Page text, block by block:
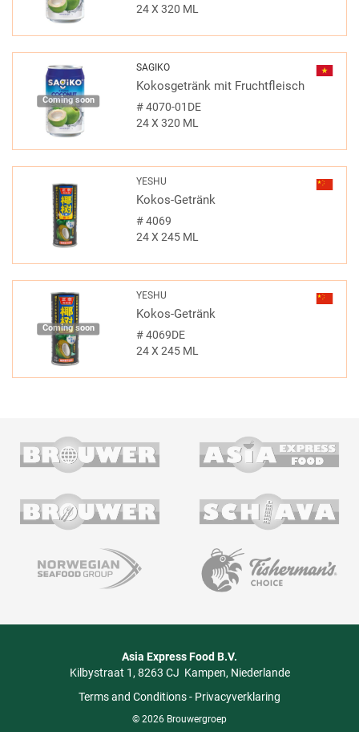
24 X 320 ML
Coming soon
SAGIKO
Kokosgetränk mit Fruchtfleisch
#4070-01DE
24 X 320 ML
YESHU
Kokos-Getränk
#4069
24 X 245 ML
Coming soon
YESHU
Kokos-Getränk
#4069DE
24 X 245 ML
Asia Express Food B.V.
Kilbystraat 1 8263 CJ Kampen Niederlande
Terms and Conditions- Privacyverklaring
© 2026 Brouwergroep